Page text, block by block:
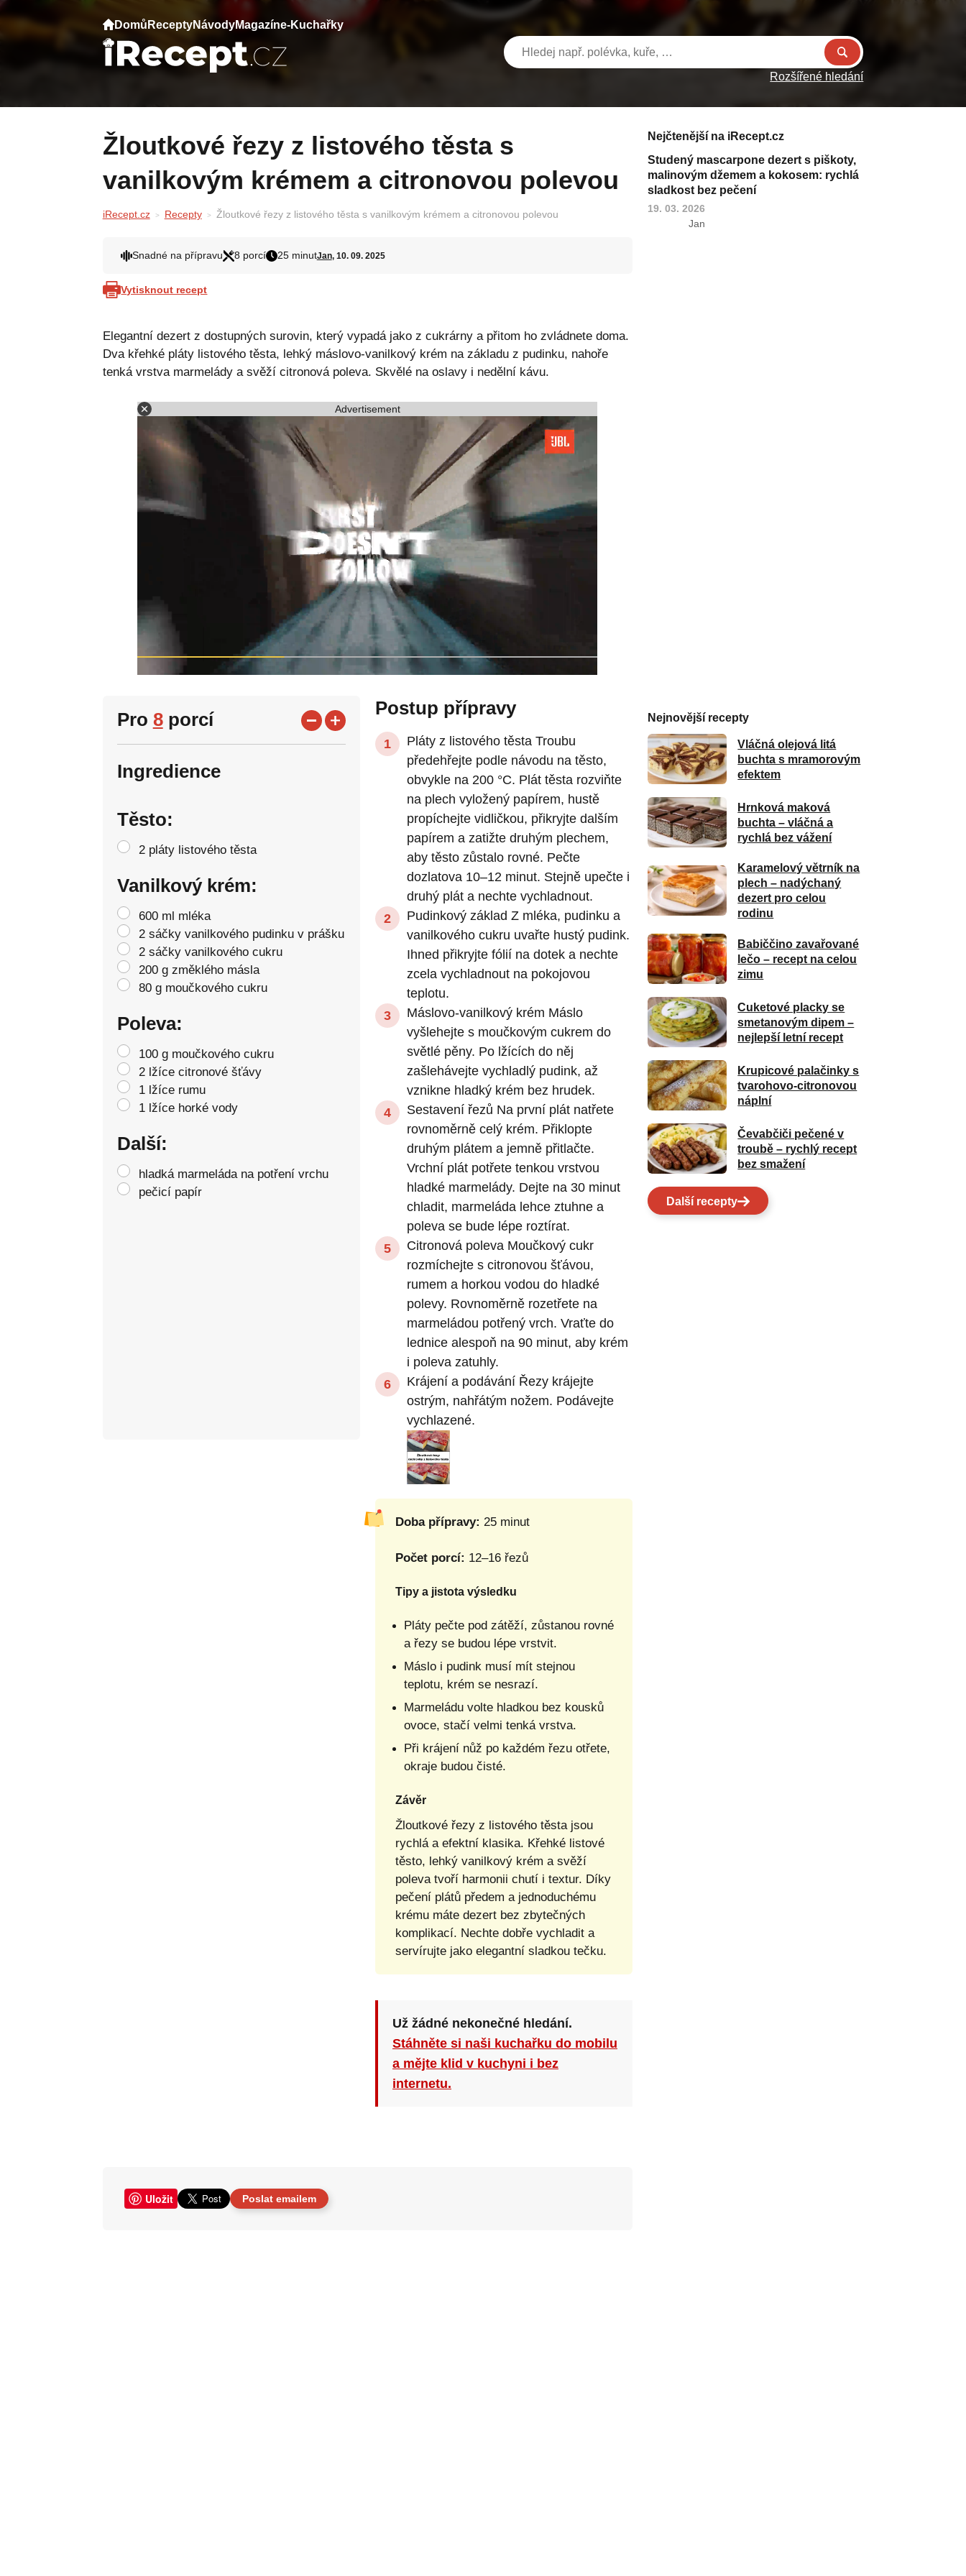
Domů ReceptyNávodyMagazíne-Kuchařky
Rozšířené hledání
Žloutkové řezy z listového těsta s
vanilkovým krémem a citronovou polevou
iRecept.cz Recepty Žloutkové řezy z listového těsta s vanilkovým krémem a citronovou polevou
Snadné na přípravu 8 porcí 25 minutJan, 10. 09. 2025
Vytisknout recept
Elegantní dezert z dostupných surovin, který vypadá jako z cukrárny a přitom ho zvládnete doma.
Dva křehké pláty listového těsta, lehký máslovo-vanilkový krém na základu z pudinku, nahoře
tenká vrstva marmelády a svěží citronová poleva. Skvělé na oslavy i nedělní kávu.
Advertisement
Pro 8porcí
Ingredience
Těsto:
2 pláty listového těsta
Vanilkový krém:
600 ml mléka
2 sáčky vanilkového pudinku v prášku
2 sáčky vanilkového cukru
200 g změklého másla
80 g moučkového cukru
Poleva:
100 g moučkového cukru
2 lžíce citronové šťávy
1 lžíce rumu
1 lžíce horké vody
Další:
hladká marmeláda na potření vrchu
pečicí papír
Postup přípravy
Pláty z listového těsta Troubu
předehřejte podle návodu na těsto,
obvykle na 200 °C. Plát těsta rozviňte
na plech vyložený papírem, hustě
propíchejte vidličkou, přikryjte dalším
papírem a zatižte druhým plechem,
aby těsto zůstalo rovné. Pečte
dozlatova 10–12 minut. Stejně upečte i
druhý plát a nechte vychladnout.
Pudinkový základ Z mléka, pudinku a
vanilkového cukru uvařte hustý pudink.
Ihned přikryjte fólií na dotek a nechte
zcela vychladnout na pokojovou
teplotu.
Máslovo-vanilkový krém Máslo
vyšlehejte s moučkovým cukrem do
světlé pěny. Po lžících do něj
zašlehávejte vychladlý pudink, až
vznikne hladký krém bez hrudek.
Sestavení řezů Na první plát natřete
rovnoměrně celý krém. Přiklopte
druhým plátem a jemně přitlačte.
Vrchní plát potřete tenkou vrstvou
hladké marmelády. Dejte na 30 minut
chladit, marmeláda lehce ztuhne a
poleva se bude lépe roztírat.
Citronová poleva Moučkový cukr
rozmíchejte s citronovou šťávou,
rumem a horkou vodou do hladké
polevy. Rovnoměrně rozetřete na
marmeládou potřený vrch. Vraťte do
lednice alespoň na 90 minut, aby krém
i poleva zatuhly.
Krájení a podávání Řezy krájejte
ostrým, nahřátým nožem. Podávejte
vychlazené.
Doba přípravy: 25 minut
Počet porcí: 12–16 řezů
Tipy a jistota výsledku
Pláty pečte pod zátěží, zůstanou rovné
a řezy se budou lépe vrstvit.
Máslo i pudink musí mít stejnou
teplotu, krém se nesrazí.
Marmeládu volte hladkou bez kousků
ovoce, stačí velmi tenká vrstva.
Při krájení nůž po každém řezu otřete,
okraje budou čisté.
Závěr
Žloutkové řezy z listového těsta jsou
rychlá a efektní klasika. Křehké listové
těsto, lehký vanilkový krém a svěží
poleva tvoří harmonii chutí i textur. Díky
pečení plátů předem a jednoduchému
krému máte dezert bez zbytečných
komplikací. Nechte dobře vychladit a
servírujte jako elegantní sladkou tečku.
Už žádné nekonečné hledání.
Stáhněte si naši kuchařku do mobilu
a mějte klid v kuchyni i bez
internetu.
Uložit Poslat emailem
Nejčtenější na iRecept.cz
Studený mascarpone dezert s piškoty,
malinovým džemem a kokosem: rychlá
sladkost bez pečení
19. 03. 2026
Jan
Nejnovější recepty
Vláčná olejová litá
buchta s mramorovým
efektem
Hrnková maková
buchta – vláčná a
rychlá bez vážení
Karamelový větrník na
plech – nadýchaný
dezert pro celou
rodinu
Babiččino zavařované
lečo – recept na celou
zimu
Cuketové placky se
smetanovým dipem –
nejlepší letní recept
Krupicové palačinky s
tvarohovo-citronovou
náplní
Čevabčiči pečené v
troubě – rychlý recept
bez smažení
Další recepty